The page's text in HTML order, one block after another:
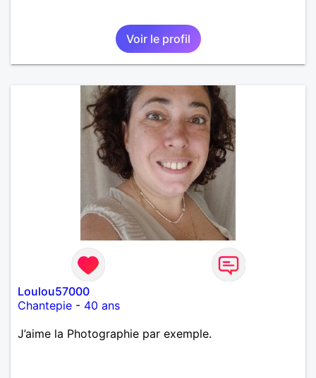
Voir le profil
Loulou57000
Chantepie - 40 ans
J’aime la Photographie par exemple.